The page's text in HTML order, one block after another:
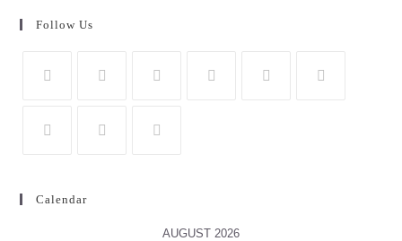
Follow Us
Calendar
AUGUST 2026